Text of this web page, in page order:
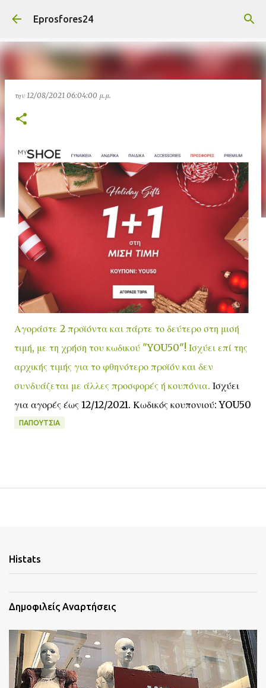
Μετάβαση στο κύριο περιεχόμενο
Eprosfores24
την 12/08/2021 06:04:00 μ.μ.
Αγοράστε 2 προϊόντα και πάρτε το δεύτερο στη μισή
τιμή, με τη χρήση του κωδικού "YOU50"! Ισχύει επί της
αρχικής τιμής για το φθηνότερο προϊόν και δεν
συνδυάζεται με άλλες προσφορές ή κουπόνια. Ισχύει
για αγορές έως 12/12/2021. Κωδικός κουπονιού: YOU50
ΠΑΠΟΎΤΣΙΑ
Histats
Δημοφιλείς Αναρτήσεις